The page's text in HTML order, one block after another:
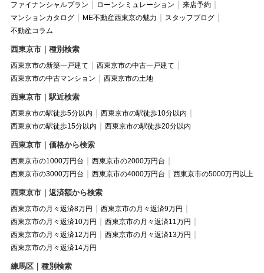
ファイナンシャルプラン
ローンシミュレーション
来店予約
マンションカタログ
ME不動産西東京の魅力
スタッフブログ
不動産コラム
西東京市｜種別検索
西東京市の新築一戸建て
西東京市の中古一戸建て
西東京市の中古マンション
西東京市の土地
西東京市｜駅近検索
西東京市の駅徒歩5分以内
西東京市の駅徒歩10分以内
西東京市の駅徒歩15分以内
西東京市の駅徒歩20分以内
西東京市｜価格から検索
西東京市の1000万円台
西東京市の2000万円台
西東京市の3000万円台
西東京市の4000万円台 西東京市の5000万円以上
西東京市｜返済額から検索
西東京市の月々返済8万円
西東京市の月々返済9万円
西東京市の月々返済10万円
西東京市の月々返済11万円
西東京市の月々返済12万円
西東京市の月々返済13万円
西東京市の月々返済14万円
練馬区｜種別検索